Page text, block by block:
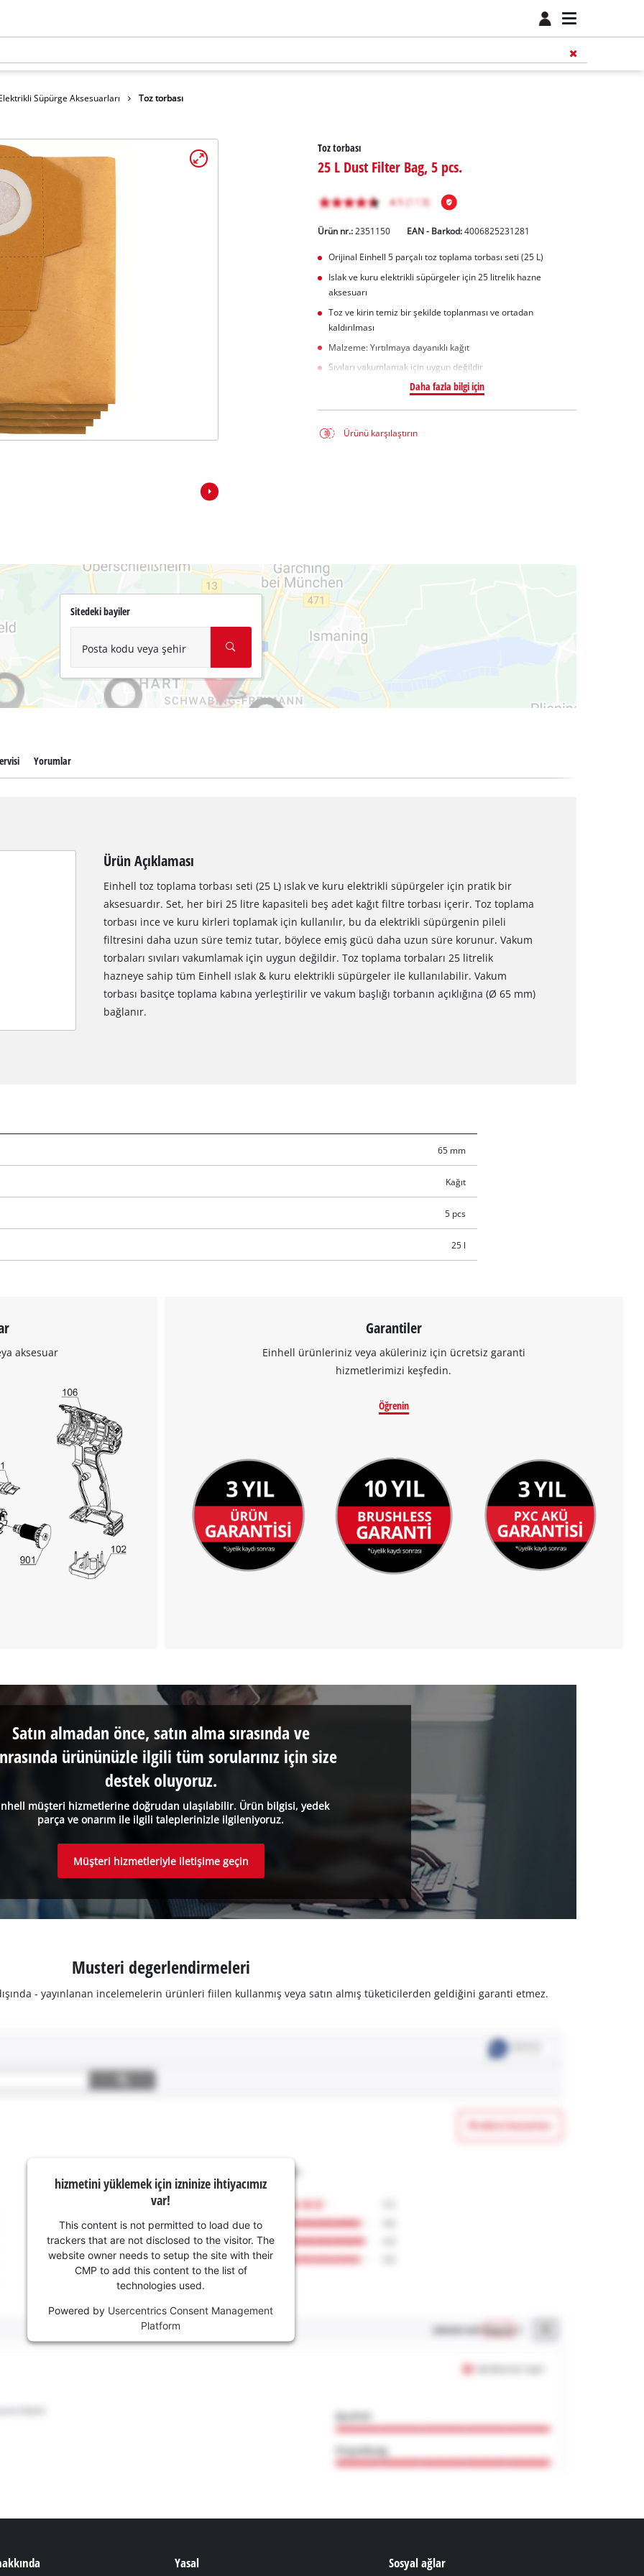
Süpürge Aksesuarları Toz torbası
Toz torbası
25 L Dust Filter Bag, 5 pcs.
Ürün nr.: 2351150 EAN - Barkod:4006825231281
Orijinal Einhell 5 parçalı toz toplama torbası seti (25 L)
Islak ve kuru elektrikli süpürgeler için 25 litrelik hazne
aksesuarı
Toz ve kirin temiz bir şekilde toplanması ve ortadan
kaldırılması
Malzeme: Yırtılmaya dayanıklı kağıt
Sıvıları vakumlamak için uygun değildir
Daha fazla bilgi için
Ürünü karşılaştırın
Sitedeki bayiler
Posta kodu veya şehir
to trackers that are not disclosed to the
visitor. The website owner needs to setup
the site with their CMP to add this content
to the list of technologies used.
Powered by
Usercentrics Consent
Management Platform
Yorumlar
Ürün Açıklaması
Einhell toz toplama torbası seti (25 L) ıslak ve kuru elektrikli süpürgeler için pratik bir
aksesuardır. Set, her biri 25 litre kapasiteli beş adet kağıt filtre torbası içerir. Toz toplama
torbası ince ve kuru kirleri toplamak için kullanılır, bu da elektrikli süpürgenin pileli
filtresini daha uzun süre temiz tutar, böylece emiş gücü daha uzun süre korunur. Vakum
torbaları sıvıları vakumlamak için uygun değildir. Toz toplama torbaları 25 litrelik
hazneye sahip tüm Einhell ıslak & kuru elektrikli süpürgeler ile kullanılabilir. Vakum
torbası basitçe toplama kabına yerleştirilir ve vakum başlığı torbanın açıklığına (Ø 65 mm)
bağlanır.
65 mm
Kağıt
5 pcs
25 l
aksesuar
Garantiler
Einhell ürünleriniz veya aküleriniz için ücretsiz garanti
hizmetlerimizi keşfedin.
Öğrenin
müşteri hizmetlerine doğrudan ulaşılabilir. Ürün bilgisi, yedek
parça ve onarım ile ilgili taleplerinizle ilgileniyoruz.
Satın almadan önce, satın alma sırasında ve
ürününüzle ilgili tüm sorularınız için size
destek oluyoruz.
Müşteri hizmetleriyle iletişime geçin
Musteri degerlendirmeleri
- yayınlanan incelemelerin ürünleri fiilen kullanmış veya satın almış tüketicilerden geldiğini garanti etmez.
hizmetini yüklemek için izninize ihtiyacımız
var!
This content is not permitted to load due to
trackers that are not disclosed to the visitor. The
website owner needs to setup the site with their
CMP to add this content to the list of
technologies used.
Powered by Usercentrics Consent Management
Platform
Yasal Sosyal ağlar